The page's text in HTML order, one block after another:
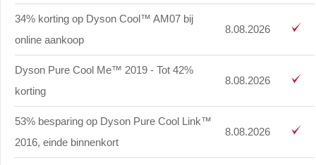
34% korting op Dyson Cool™ AM07 bij
online aankoop
8.08.2026
Dyson Pure Cool Me™ 2019 - Tot 42%
korting
8.08.2026
53% besparing op Dyson Pure Cool Link™
2016, einde binnenkort
8.08.2026